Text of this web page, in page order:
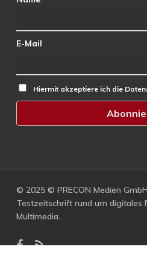
E-Mail
Hiermit akzeptiere ich die
© 2025 © PRECON Medien
Testzeitschrift rund um digitales
Multimedia.
facebook
RSS